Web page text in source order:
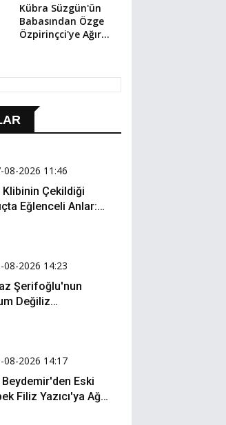
Kübra Süzgün'ün
Babasından Özge
Özpirinçci'ye Ağır
08-2026 11:46
Klibinin Çekildiği
Eğlenceli Anlar:
08-2026 14:23
Şerifoğlu'nun
Değiliz
08-2026 14:17
Eski
Filiz Yazıcı'ya Ağır